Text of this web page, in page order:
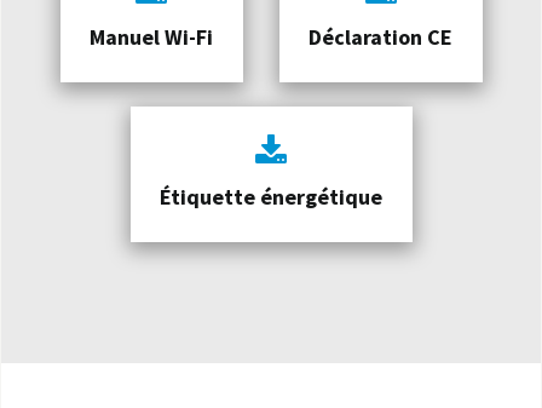
Manuel Wi-Fi Déclaration CE
Étiquette énergétique